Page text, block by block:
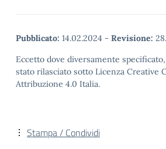
Pubblicato: 14.02.2024 - Revisione:
Eccetto dove diversamente
stato rilasciato sotto Licenza Creative
Attribuzione 4.0 Italia.
Stampa / Condividi